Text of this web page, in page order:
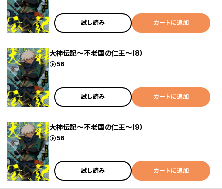
試し読み カートに追加
大神伝記～不老国の仁王～(8)
56
ポイント
試し読み カートに追加
大神伝記～不老国の仁王～(9)
56
ポイント
試し読み カートに追加